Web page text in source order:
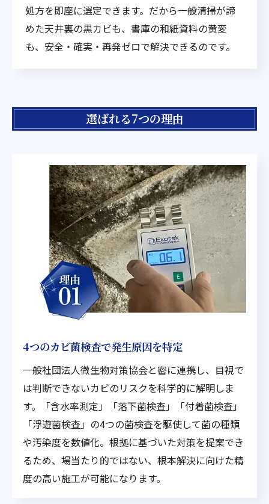
処方を即座に選定できます。だから一般清掃が諦
めた天井裏の黒カビも、書庫の和紙資料の黄変
も、安全・確実・再発ゼロで解決できるのです。
選ばれる7つの理由
4つのカビ菌検査で発生原因を特定
一般社団法人微生物対策協会と密に連携し、目視で
は判断できないカビのリスクを科学的に解明しま
す。「含水率測定」「落下菌検査」「付着菌検査」
「浮遊菌検査」の4つの菌検査を駆使して菌の種類
や汚染度を数値化。根拠に基づいた対策を提案でき
るため、場当たり的ではない、根本解決に向けた精
度の高い施工が可能になります。